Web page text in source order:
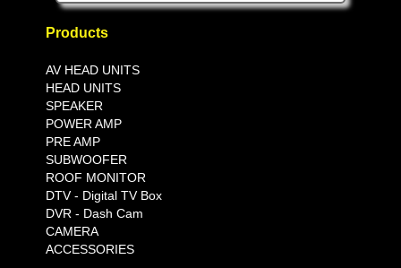
Products
AV HEAD UNITS
HEAD UNITS
SPEAKER
POWER AMP
PRE AMP
SUBWOOFER
ROOF MONITOR
DTV - Digital TV Box
DVR - Dash Cam
CAMERA
ACCESSORIES